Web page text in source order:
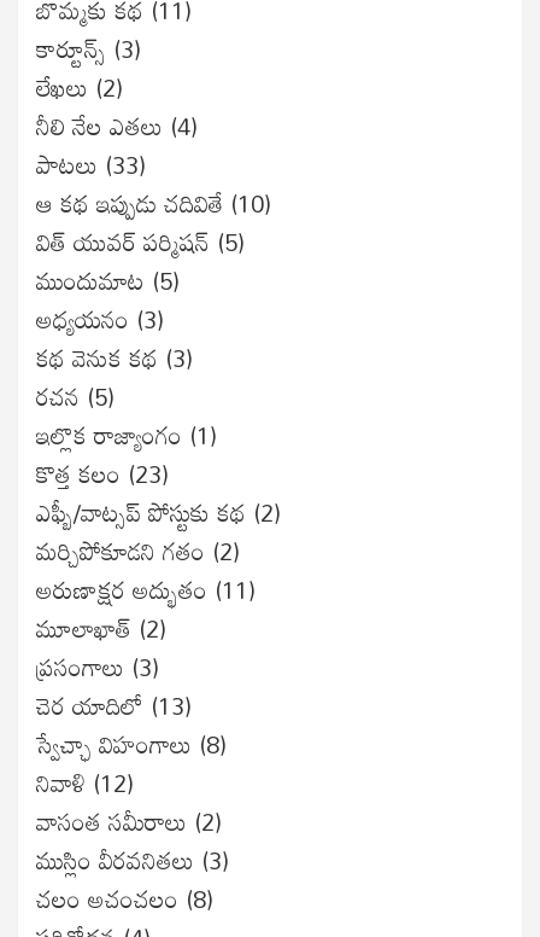
బొమ్మకు కథ (11)
కార్టూన్స్ (3)
లేఖలు (2)
నీలి నేల ఎతలు (4)
పాటలు (33)
ఆ కథ ఇప్పుడు చదివితే (10)
విత్ యువర్ పర్మిషన్ (5)
ముందుమాట (5)
అధ్యయనం (3)
కథ వెనుక కథ (3)
రచన (5)
ఇల్లొక రాజ్యాంగం (1)
కొత్త కలం (23)
ఎఫ్బీ/వాట్సప్ పోస్టుకు కథ (2)
మర్చిపోకూడని గతం (2)
అరుణాక్షర అద్భుతం (11)
మూలాఖాత్ (2)
ప్రసంగాలు (3)
చెర యాదిలో (13)
స్వేచ్ఛా విహంగాలు (8)
నివాళి (12)
వాసంత సమీరాలు (2)
ముస్లిం వీరవనితలు (3)
చలం అచంచలం (8)